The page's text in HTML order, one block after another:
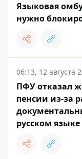
Языковая
нужно
06:13, 12 августа
ПФУ отказал
пенсии из-за
русском